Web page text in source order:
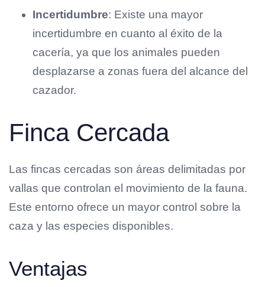
Incertidumbre: Existe una mayor
incertidumbre en cuanto al éxito de la
cacería, ya que los animales pueden
desplazarse a zonas fuera del alcance del
cazador.
Finca Cercada
Las fincas cercadas son áreas delimitadas por
vallas que controlan el movimiento de la fauna.
Este entorno ofrece un mayor control sobre la
caza y las especies disponibles.
Ventajas